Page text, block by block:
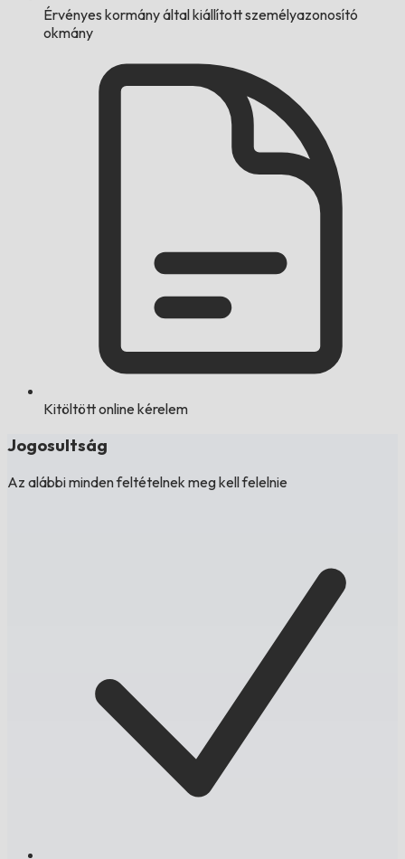
Érvényes kormány által kiállított személyazonosító
okmány
Kitöltött online kérelem
Jogosultság
Az alábbi minden feltételnek meg kell felelnie